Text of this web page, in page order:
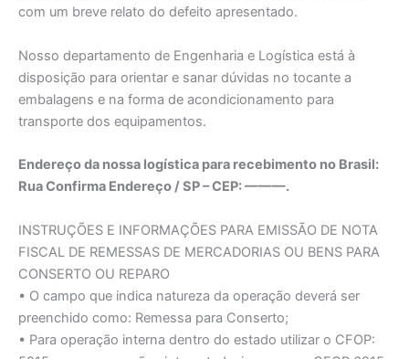
com um breve relato do defeito apresentado.
Nosso departamento de Engenharia e Logística está à
disposição para orientar e sanar dúvidas no tocante a
embalagens e na forma de acondicionamento para
transporte dos equipamentos.
Endereço da nossa logística para recebimento no Brasil:
Rua Confirma Endereço / SP – CEP: ———.
INSTRUÇÕES E INFORMAÇÕES PARA EMISSÃO DE NOTA
FISCAL DE REMESSAS DE MERCADORIAS OU BENS PARA
CONSERTO OU REPARO
• O campo que indica natureza da operação deverá ser
preenchido como: Remessa para Conserto;
• Para operação interna dentro do estado utilizar o CFOP: